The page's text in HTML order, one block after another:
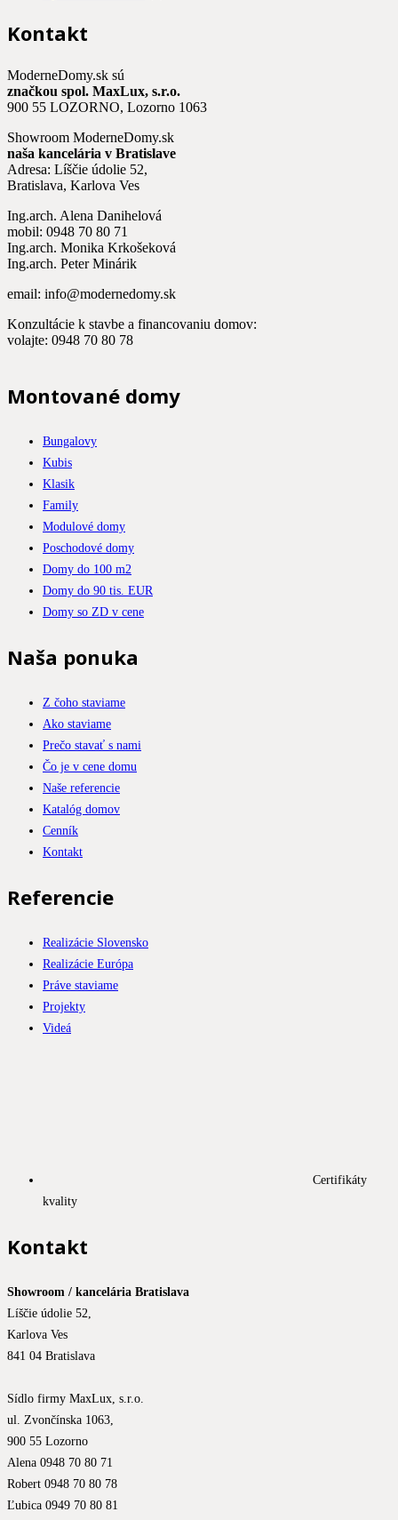
Kontakt
ModerneDomy.sk sú
značkou spol. MaxLux, s.r.o.
900 55 LOZORNO, Lozorno 1063
Showroom ModerneDomy.sk
naša kancelária v Bratislave
Adresa: Líščie údolie 52,
Bratislava, Karlova Ves
Ing.arch. Alena Danihelová
mobil: 0948 70 80 71
Ing.arch. Monika Krkošeková
Ing.arch. Peter Minárik
email: info@modernedomy.sk
Konzultácie k stavbe a financovaniu domov:
volajte: 0948 70 80 78
Montované domy
Bungalovy
Kubis
Klasik
Family
Modulové domy
Poschodové domy
Domy do 100 m2
Domy do 90 tis. EUR
Domy so ZD v cene
Naša ponuka
Z čoho staviame
Ako staviame
Prečo stavať s nami
Čo je v cene domu
Naše referencie
Katalóg domov
Cenník
Kontakt
Referencie
Realizácie Slovensko
Realizácie Európa
Práve staviame
Projekty
Videá
Certifikáty
kvality
Kontakt
Showroom / kancelária Bratislava
Líščie údolie 52,
Karlova Ves
841 04 Bratislava
Sídlo firmy MaxLux, s.r.o.
ul. Zvončínska 1063,
900 55 Lozorno
Alena 0948 70 80 71
Robert 0948 70 80 78
Ľubica 0949 70 80 81